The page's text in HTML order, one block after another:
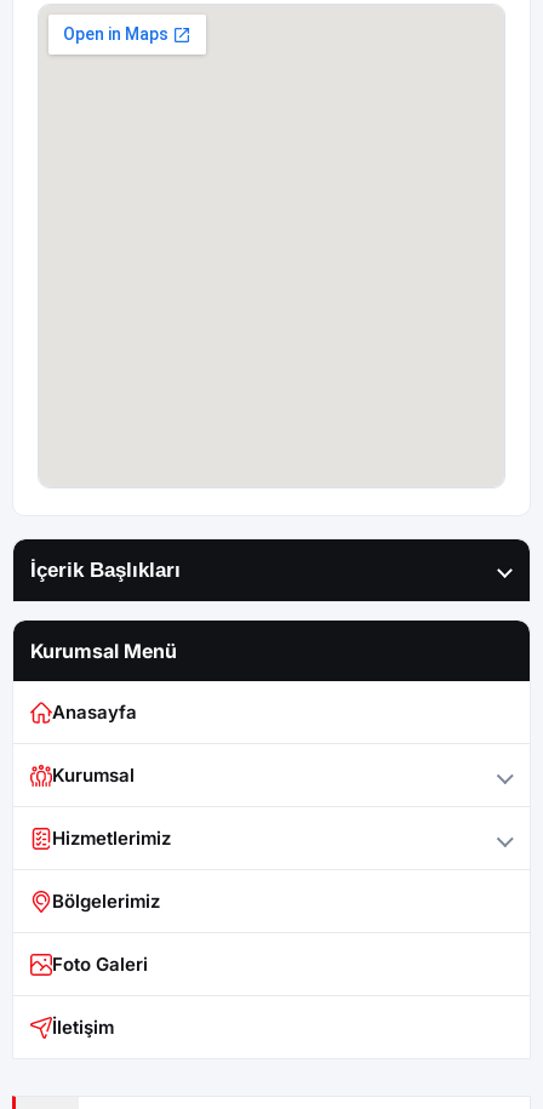
İçerik Başlıkları
Kurumsal Menü
Anasayfa
Kurumsal
Hizmetlerimiz
Bölgelerimiz
Foto Galeri
İletişim